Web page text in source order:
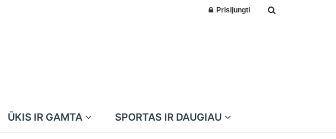
Prisijungti
ŪKIS IR GAMTA SPORTAS IR DAUGIAU